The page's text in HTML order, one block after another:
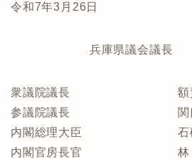
令和7年3月26日
兵庫県議会
衆議院議長 額賀
参議院議長 関口
内閣総理大臣 石
内閣官房長官 林